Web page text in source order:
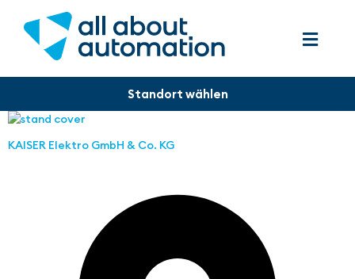
KAISER Elektro GmbH & Co. KG